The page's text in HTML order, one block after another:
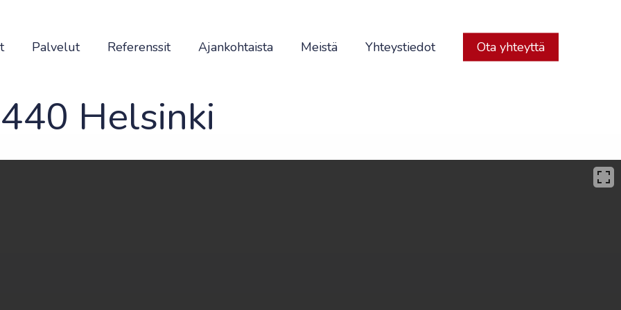
Palvelut Referenssit Ajankohtaista Meistä Yhteystiedot Ota yhteyttä
Helsinki